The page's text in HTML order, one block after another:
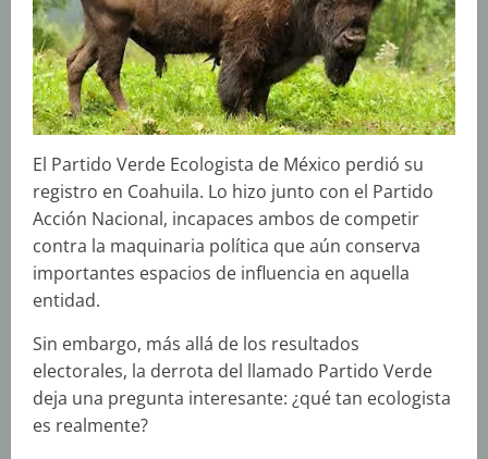
El Partido Verde Ecologista de México perdió su
registro en Coahuila. Lo hizo junto con el Partido
Acción Nacional, incapaces ambos de competir
contra la maquinaria política que aún conserva
importantes espacios de influencia en aquella
entidad.
Sin embargo, más allá de los resultados
electorales, la derrota del llamado Partido Verde
deja una pregunta interesante: ¿qué tan ecologista
es realmente?